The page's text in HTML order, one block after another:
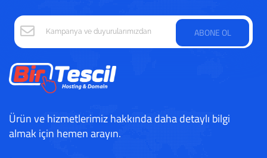
ABONE OL
Ürün ve hizmetlerimiz hakkında daha detaylı bilgi
almak için hemen arayın.